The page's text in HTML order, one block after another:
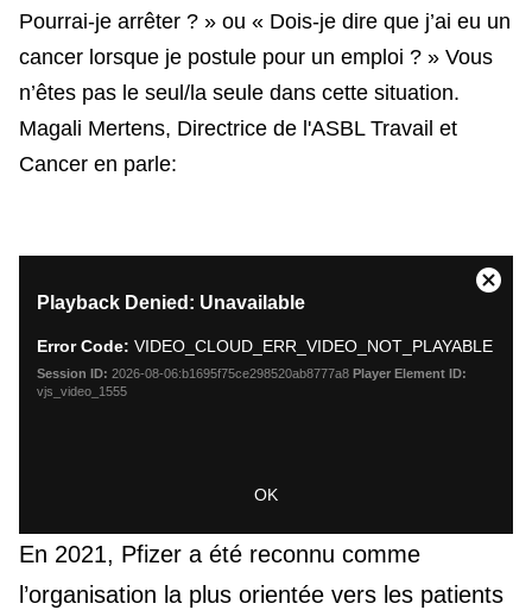
Pourrai-je arrêter ? » ou « Dois-je dire que j’ai eu un
cancer lorsque je postule pour un emploi ? » Vous
n’êtes pas le seul/la seule dans cette situation.
Magali Mertens, Directrice de l'ASBL Travail et
Cancer en parle:
modal
window.
Playback Denied: Unavailable
Error Code: VIDEO_CLOUD_ERR_VIDEO_NOT_PLAYABLE
Session ID: 2026-08-06:b1695f75ce298520ab8777a8 Player Element ID:
vjs_video_1555
OK
Close
En 2021, Pfizer a été reconnu comme
l’organisation la plus orientée vers les patients